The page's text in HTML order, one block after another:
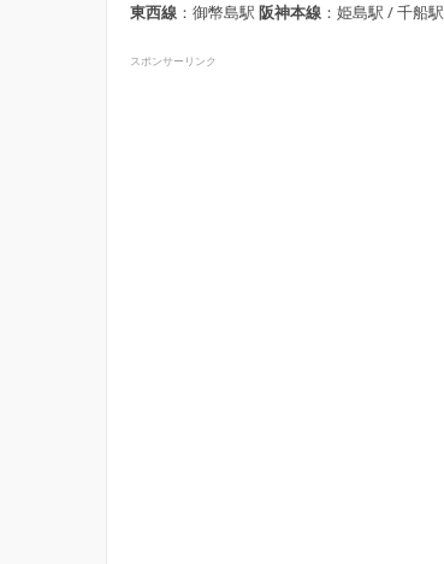
東西線 ：御幣島駅 阪神本線 ：姫島駅 / 千船駅
スポンサーリンク